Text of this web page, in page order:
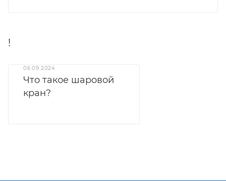
!
06.09.2024
Что такое шаровой
кран?